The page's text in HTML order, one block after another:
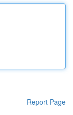
Report Page